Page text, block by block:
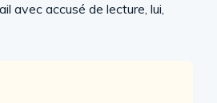
avec accusé de lecture, lui,